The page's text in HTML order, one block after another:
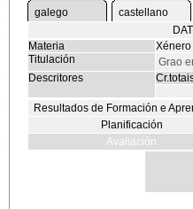
galego
castellano
Materia
Titulación
Grao
Descritores
Resultados de Formación e
Planificación
Avaliación